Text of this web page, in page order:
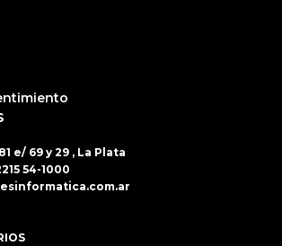
e/ 69 y 29 , La Plata
54-1000